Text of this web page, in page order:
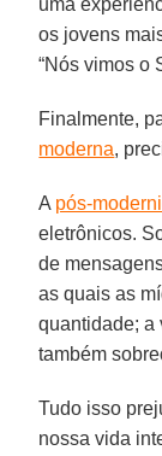
os jovens
“Nós vimos o
Finalmente,
moderna,
A pós-
eletrônicos.
de
as quais as
quantidade; a
também
Tudo isso
nossa vida